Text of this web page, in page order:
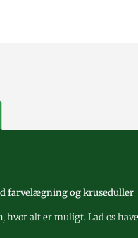
farvelægning og kruseduller
hvor alt er muligt. Lad os